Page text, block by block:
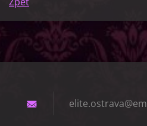
elite.ostrava@em